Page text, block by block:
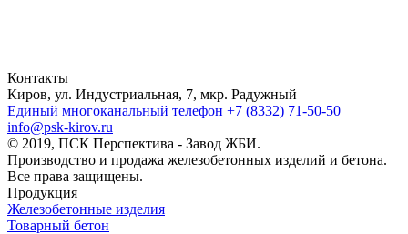
Контакты
Киров, ул. Индустриальная, 7, мкр. Радужный
Единый многоканальный телефон +7 (8332) 71-50-50
info@psk-kirov.ru
© 2019, ПСК Перспектива - Завод ЖБИ.
Производство и продажа железобетонных изделий и бетона.
Все права защищены.
Продукция
Железобетонные изделия
Товарный бетон